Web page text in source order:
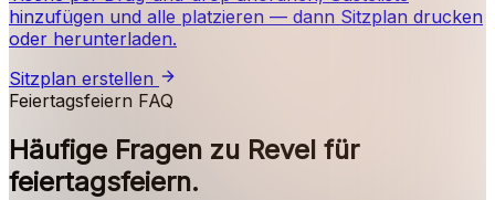
hinzufügen und alle platzieren — dann Sitzplan drucken
oder herunterladen.
Sitzplan erstellen
Feiertagsfeiern FAQ
Häufige Fragen zu Revel für
feiertagsfeiern.